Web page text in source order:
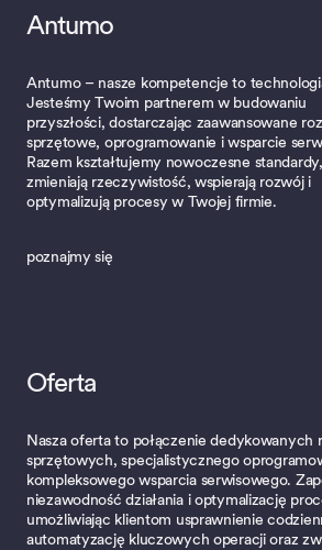
Antumo
Antumo – nasze kompetencje to
Jesteśmy Twoim partnerem w budowaniu
przyszłości, dostarczając zaawansowane
sprzętowe, oprogramowanie i wsparcie
Razem kształtujemy nowoczesne
zmieniają rzeczywistość, wspierają rozwój i
optymalizują procesy w Twojej firmie.
poznajmy się
Oferta
Nasza oferta to połączenie dedykowanych
sprzętowych, specjalistycznego
kompleksowego wsparcia serwisowego.
niezawodność działania i optymalizację
umożliwiając klientom usprawnienie
automatyzację kluczowych operacji oraz